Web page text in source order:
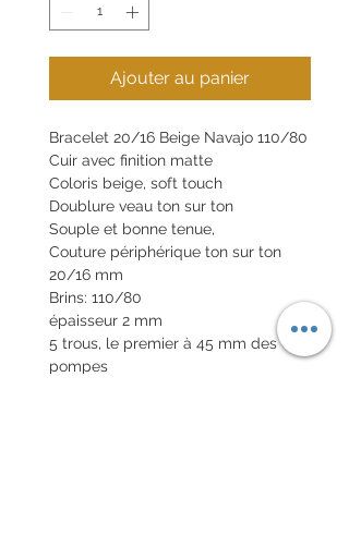
Ajouter au panier
Bracelet 20/16 Beige Navajo 110/80
Cuir avec finition matte
Coloris beige, soft touch
Doublure veau ton sur ton
Souple et bonne tenue,
Couture périphérique ton sur ton
20/16 mm
Brins: 110/80
épaisseur 2 mm
5 trous, le premier à 45 mm des
pompes